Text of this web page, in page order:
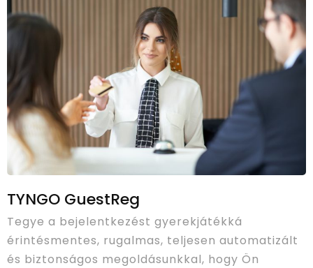
TYNGO GuestReg
Tegye a bejelentkezést gyerekjátékká
érintésmentes, rugalmas, teljesen automatizált
és biztonságos megoldásunkkal, hogy Ön